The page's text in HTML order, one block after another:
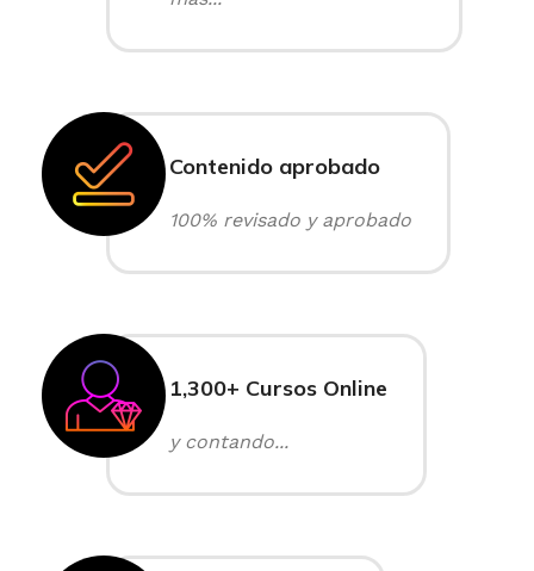
Contenido aprobado
100% revisado y aprobado
1,300+ Cursos Online
y contando...